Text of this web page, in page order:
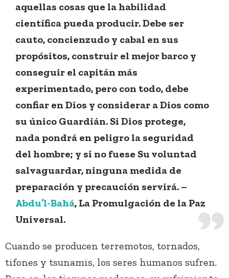
aquellas cosas que la habilidad
científica pueda producir. Debe ser
cauto, concienzudo y cabal en sus
propósitos, construir el mejor barco y
conseguir el capitán más
experimentado, pero con todo, debe
confiar en Dios y considerar a Dios como
su único Guardián. Si Dios protege,
nada pondrá en peligro la seguridad
del hombre; y si no fuese Su voluntad
salvaguardar, ninguna medida de
preparación y precaución servirá. –
Abdu’l-Bahá, La Promulgación de la Paz
Universal.
Cuando se producen terremotos, tornados,
tifones y tsunamis, los seres humanos sufren.